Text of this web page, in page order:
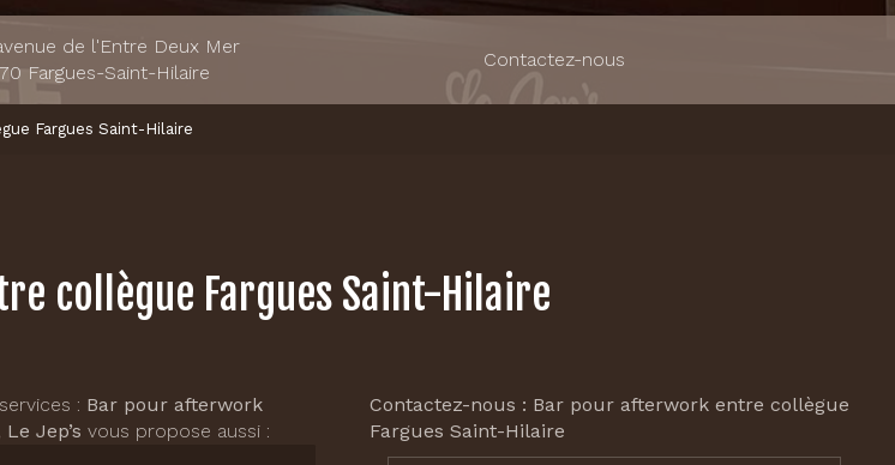
de l'Entre Deux Mer
Fargues-Saint-Hilaire
Contactez-nous
Fargues Saint-Hilaire
collègue Fargues Saint-Hilaire
: Bar pour afterwork
Jep’s vous propose aussi :
Contactez-nous : Bar pour afterwork entre collègue
Fargues Saint-Hilaire